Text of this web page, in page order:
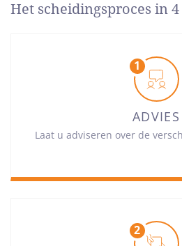
Het scheidingsproces in
ADVIES
Laat u adviseren over de